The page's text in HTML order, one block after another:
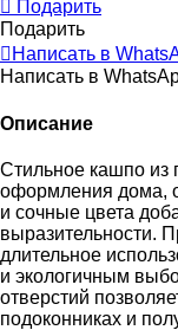
Подарить
Подарить
Написать в
Написать в
Описание
Стильное кашпо из
оформления дома,
и сочные цвета
выразительности.
длительное
и экологичным
отверстий
подоконниках и